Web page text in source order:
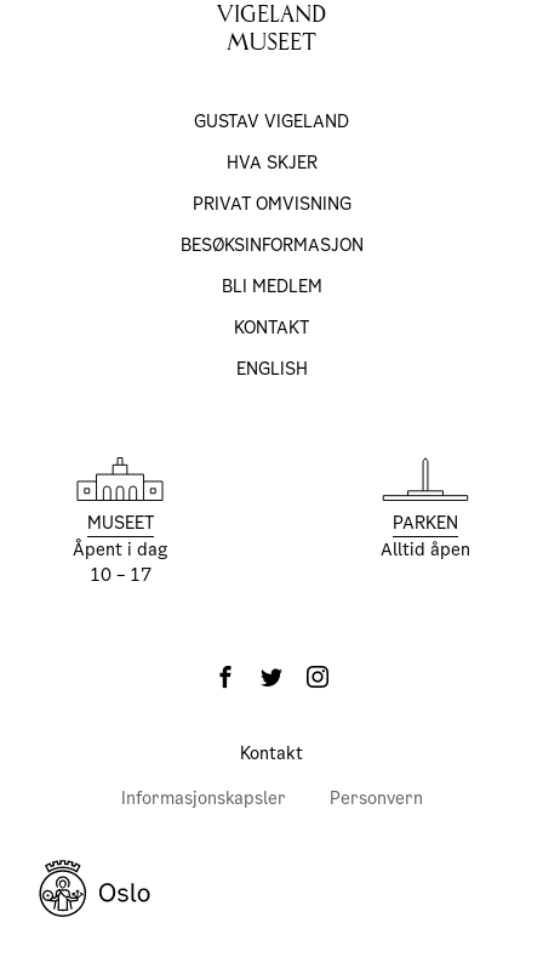
VIGELAND
MUSEET
GUSTAV VIGELAND
HVA SKJER
PRIVAT OMVISNING
BESØKS­INFORMASJON
BLI MEDLEM
KONTAKT
ENGLISH
MUSEET
Åpent i dag
10 – 17
PARKEN
Alltid åpen
Kontakt
Informasjonskapsler
Personvern